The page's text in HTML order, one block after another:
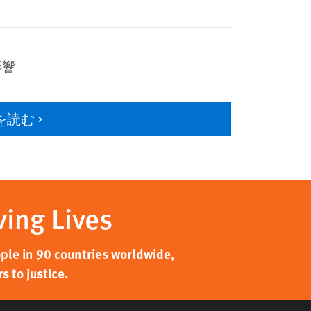
読む
Lives
in 90 countries worldwide,
to justice.